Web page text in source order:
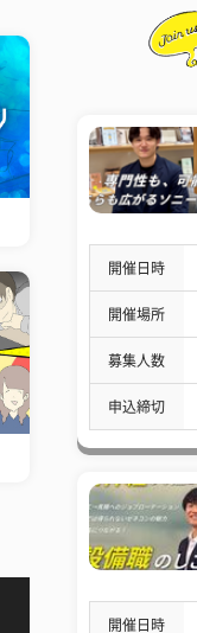
開催日時
開催場所
募集人数
申込締切
開催日時